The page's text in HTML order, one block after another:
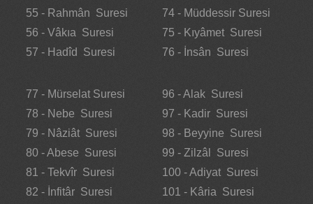
55 - Rahmân Suresi
56 - Vâkıa Suresi
57 - Hadîd Suresi
74 - Müddessir Suresi
75 - Kıyâmet Suresi
76 - İnsân Suresi
77 - Mürselat Suresi
78 - Nebe Suresi
79 - Nâziât Suresi
80 - Abese Suresi
81 - Tekvîr Suresi
82 - İnfitâr Suresi
96 - Alak Suresi
97 - Kadir Suresi
98 - Beyyine Suresi
99 - Zilzâl Suresi
100 - Adiyat Suresi
101 - Kâria Suresi